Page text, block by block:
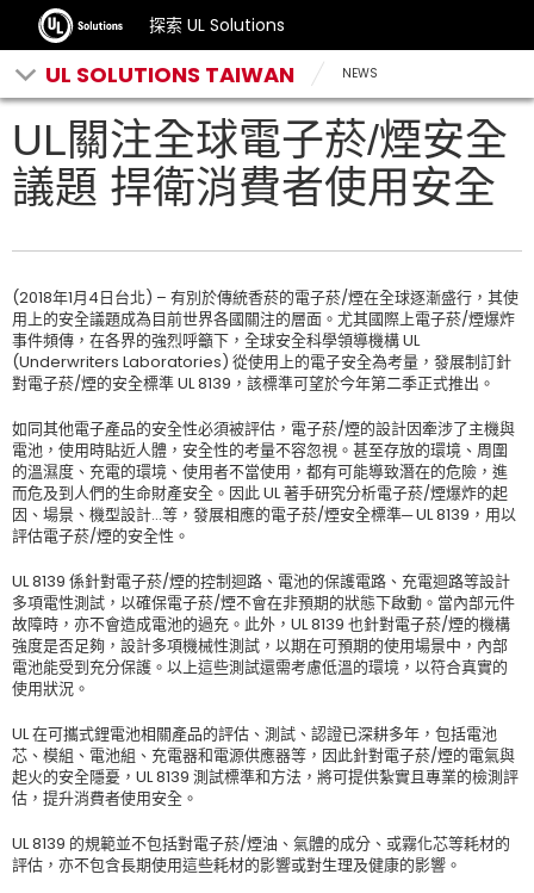
探索 UL Solutions
UL SOLUTIONS TAIWAN NEWS
UL關注全球電子菸/煙安全
議題 捍衛消費者使用安全
(2018年1月4日台北) – 有別於傳統香菸的電子菸/煙在全球逐漸盛行，其使
用上的安全議題成為目前世界各國關注的層面。尤其國際上電子菸/煙爆炸
事件頻傳，在各界的強烈呼籲下，全球安全科學領導機構 UL
(Underwriters Laboratories) 從使用上的電子安全為考量，發展制訂針
對電子菸/煙的安全標準 UL 8139，該標準可望於今年第二季正式推出。
如同其他電子產品的安全性必須被評估，電子菸/煙的設計因牽涉了主機與
電池，使用時貼近人體，安全性的考量不容忽視。甚至存放的環境、周圍
的溫濕度、充電的環境、使用者不當使用，都有可能導致潛在的危險，進
而危及到人們的生命財產安全。因此 UL 著手研究分析電子菸/煙爆炸的起
因、場景、機型設計…等，發展相應的電子菸/煙安全標準─ UL 8139，用以
評估電子菸/煙的安全性。
UL 8139 係針對電子菸/煙的控制迴路、電池的保護電路、充電迴路等設計
多項電性測試，以確保電子菸/煙不會在非預期的狀態下啟動。當內部元件
故障時，亦不會造成電池的過充。此外，UL 8139 也針對電子菸/煙的機構
強度是否足夠，設計多項機械性測試，以期在可預期的使用場景中，內部
電池能受到充分保護。以上這些測試還需考慮低溫的環境，以符合真實的
使用狀況。
UL 在可攜式鋰電池相關產品的評估、測試、認證已深耕多年，包括電池
芯、模組、電池組、充電器和電源供應器等，因此針對電子菸/煙的電氣與
起火的安全隱憂，UL 8139 測試標準和方法，將可提供紮實且專業的檢測評
估，提升消費者使用安全。
UL 8139 的規範並不包括對電子菸/煙油、氣體的成分、或霧化芯等耗材的
評估，亦不包含長期使用這些耗材的影響或對生理及健康的影響。